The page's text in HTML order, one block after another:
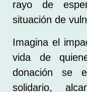
rayo de
situación de
Imagina el
vida de
donación se
solidario,